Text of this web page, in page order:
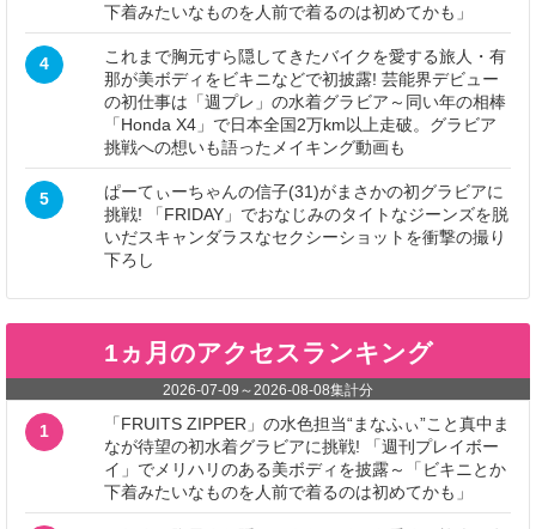
下着みたいなものを人前で着るのは初めてかも」
4
これまで胸元すら隠してきたバイクを愛する旅人・有
那が美ボディをビキニなどで初披露! 芸能界デビュー
の初仕事は「週プレ」の水着グラビア～同い年の相棒
「Honda X4」で日本全国2万km以上走破。グラビア
挑戦への想いも語ったメイキング動画も
5
ぱーてぃーちゃんの信子(31)がまさかの初グラビアに
挑戦! 「FRIDAY」でおなじみのタイトなジーンズを脱
いだスキャンダラスなセクシーショットを衝撃の撮り
下ろし
1ヵ月のアクセスランキング
2026-07-09 ～ 2026-08-08集計分
1
「FRUITS ZIPPER」の水色担当“まなふぃ”こと真中ま
なが待望の初水着グラビアに挑戦! 「週刊プレイボー
イ」でメリハリのある美ボディを披露～「ビキニとか
下着みたいなものを人前で着るのは初めてかも」